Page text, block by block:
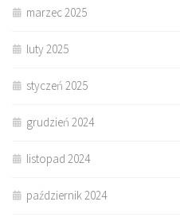
marzec 2025
luty 2025
styczeń 2025
grudzień 2024
listopad 2024
październik 2024